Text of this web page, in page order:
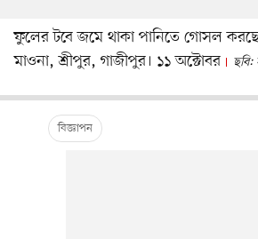
ফুলের টবে জমে থাকা পানিতে গোসল
মাওনা, শ্রীপুর, গাজীপুর। ১১ অক্টোবর
ছবি: